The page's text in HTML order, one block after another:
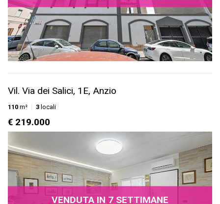
Vil. Via dei Salici, 1E, Anzio
110 m² 3 locali
€ 219.000
VENDUTA IN 7 SETTIMANE